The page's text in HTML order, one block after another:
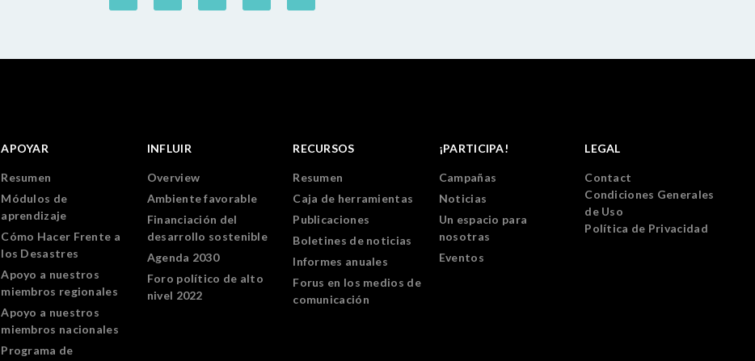
APOYAR
Resumen
Módulos de
aprendizaje
Cómo Hacer Frente a
los Desastres
Apoyo a nuestros
miembros regionales
Apoyo a nuestros
miembros nacionales
Programa de
INFLUIR
Overview
Ambiente favorable
Financiación del
desarrollo sostenible
Agenda 2030
Foro político de alto
nivel 2022
RECURSOS
Resumen
Caja de herramientas
Publicaciones
Boletines de noticias
Informes anuales
Forus en los medios de
comunicación
¡PARTICIPA!
Campañas
Noticias
Un espacio para
nosotras
Eventos
LEGAL
Contact
Condiciones Generales
de Uso
Política de Privacidad